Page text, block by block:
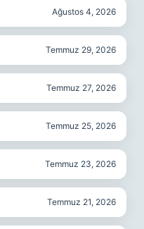
Ağustos 4, 2026
Temmuz 29, 2026
Temmuz 27, 2026
Temmuz 25, 2026
Temmuz 23, 2026
Temmuz 21, 2026